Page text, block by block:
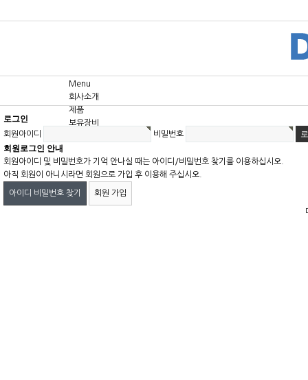
Menu
회사소개
제품
보유장비
로그인
회원아이디 비밀번호
회원로그인 안내
회원아이디 및 비밀번호가 기억 안나실 때는 아이디/비밀번호 찾기를 이용하십시오.
아직 회원이 아니시라면 회원으로 가입 후 이용해 주십시오.
아이디 비밀번호 찾기 회원 가입